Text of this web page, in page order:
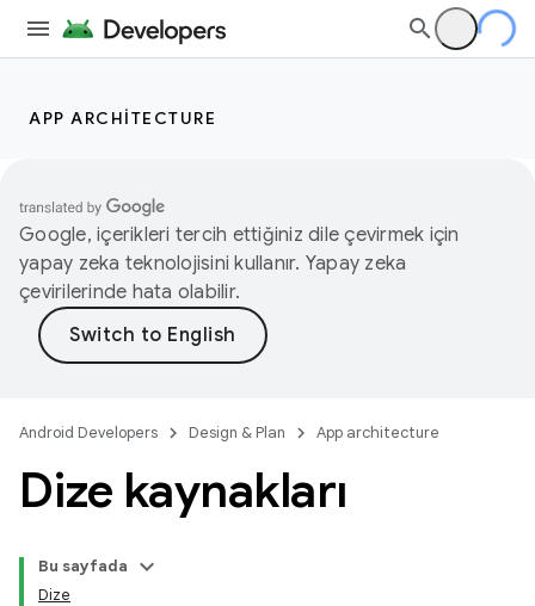
APP ARCHITECTURE
Google, içerikleri tercih ettiğiniz dile çevirmek için
yapay zeka teknolojisini kullanır. Yapay zeka
çevirilerinde hata olabilir.
Android Developers Design & Plan App architecture
Dize kaynakları
Bu sayfada
Dize